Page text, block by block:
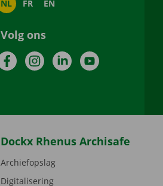
NL FR EN
Volg ons
FacebookInstagramLinkedInYouTube
Dockx Rhenus Archisafe
Archiefopslag
Digitalisering